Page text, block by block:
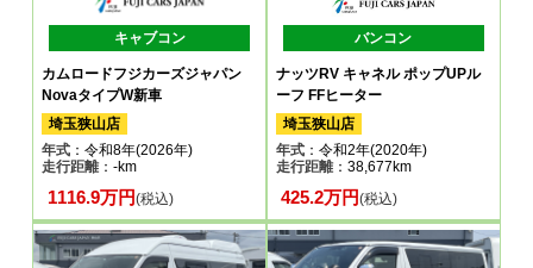
キャブコン
カムロードフジカーズジャパン
NovaタイプW新車
埼玉狭山店
年式 ：令和8年(2026年)
走行距離：-km
1116.9万円(税込)
バンコン
ナッツRV キャネル ポップUPル
ーフ FFヒーター
埼玉狭山店
年式：令和2年(2020年)
走行距離：38,677km
425.2万円(税込)